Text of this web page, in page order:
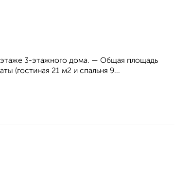
3-этажного дома. — Общая площадь
(гостиная 21 м2 и спальня 9...